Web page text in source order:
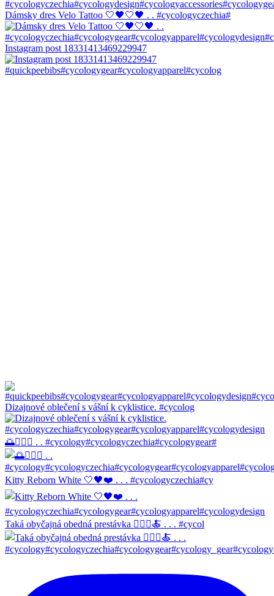
Dámsky dres Velo Tattoo 🤍🖤🤍🖤 . . #cycologyczechia#
Instagram post 18331413469229947
#quickpeebibs#cycologygear#cycologyapparel#cycolog
Dizajnové oblečení s vášní k cyklistice. #cycolog
🌅🚴🏼‍♀️ . . #cycology#cycologyczechia#cycologygear#
Kitty Reborn White 🤍🖤❤️ . . . #cycologyczechia#cy
Taká obyčajná obedná prestávka 🚴🏼‍♀️🍝 . . . #cycol